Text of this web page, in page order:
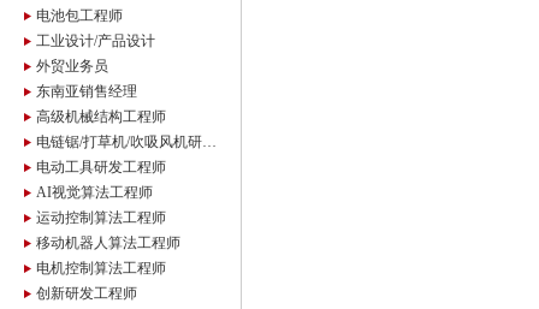
电池包工程师
工业设计/产品设计
外贸业务员
东南亚销售经理
高级机械结构工程师
电链锯/打草机/吹吸风机研发工程师
电动工具研发工程师
AI视觉算法工程师
运动控制算法工程师
移动机器人算法工程师
电机控制算法工程师
创新研发工程师